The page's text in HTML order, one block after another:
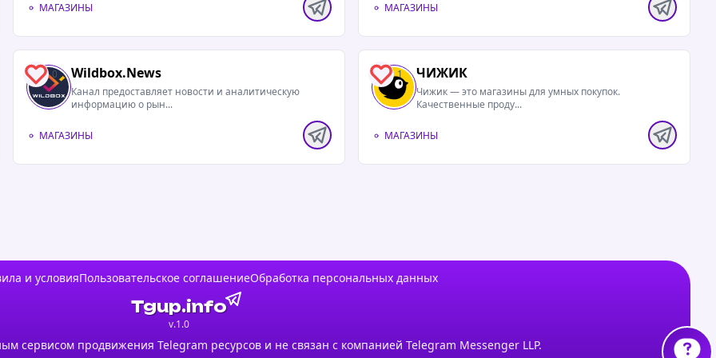
и
—
их
МАГАЗИНЫ МАГАЗИНЫ
0 Wildbox.News
Канал предоставляет новости и аналитическую
информацию о рын...
МАГАЗИНЫ
1 ЧИЖИК
Чижик — это магазины для умных покупок.
Качественные проду...
МАГАЗИНЫ
и условияПользовательское соглашениеОбработка персональных данных
Tgup.info
v.1.0
сервисом продвижения Telegram ресурсов и не связан с компанией Telegram Messenger LLP.